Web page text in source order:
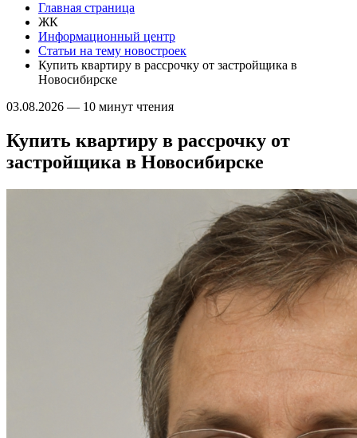
Главная страница
ЖК
Информационный центр
Статьи на тему новостроек
Купить квартиру в рассрочку от застройщика в
Новосибирске
03.08.2026 — 10 минут чтения
Купить квартиру в рассрочку от
застройщика в Новосибирске